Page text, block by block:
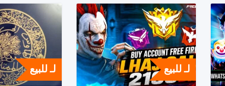
لـ للبيع لـ للبيع